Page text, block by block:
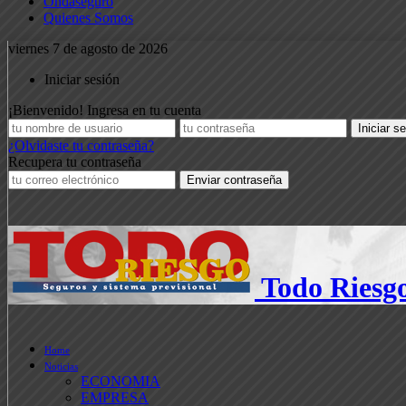
Quienes Somos
viernes 7 de agosto de 2026
Iniciar sesión
¡Bienvenido! Ingresa en tu cuenta
¿Olvidaste tu contraseña?
Recupera tu contraseña
Todo
Home
Noticias
ECONOMIA
EMPRESA